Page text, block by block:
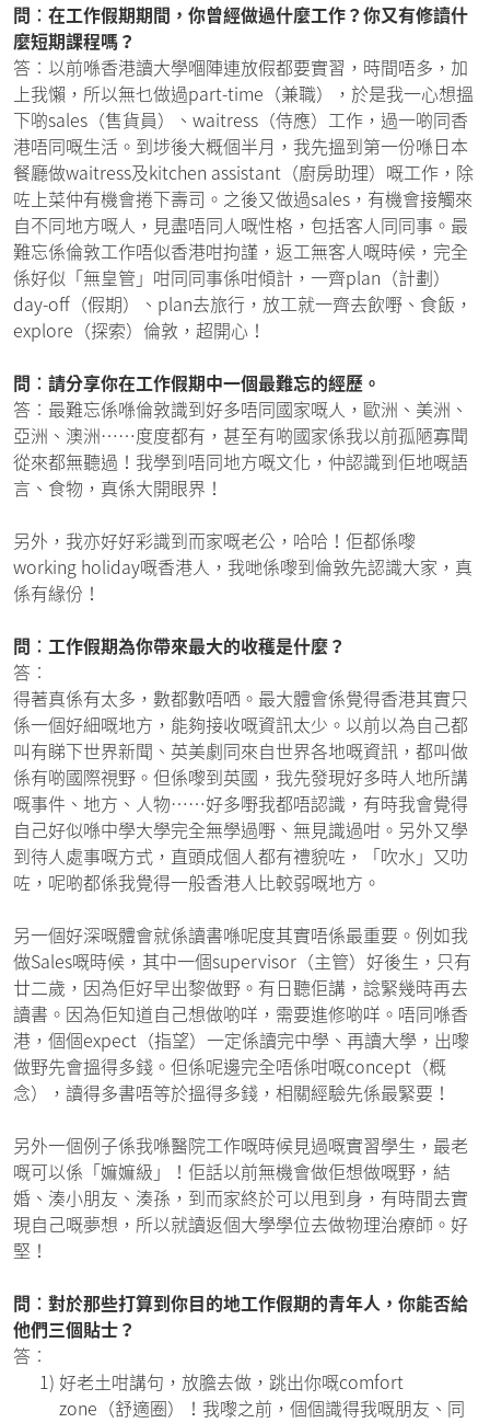
問︰在工作假期期間，你曾經做過什麼工作？你又有修讀什
麼短期課程嗎？
答︰以前喺香港讀大學嗰陣連放假都要實習，時間唔多，加
上我懶，所以無乜做過part-time（兼職），於是我一心想搵
下啲sales（售貨員）、waitress（侍應）工作，過一啲同香
港唔同嘅生活。到埗後大概個半月，我先搵到第一份喺日本
餐廳做waitress及kitchen assistant（廚房助理）嘅工作，除
咗上菜仲有機會捲下壽司。之後又做過sales，有機會接觸來
自不同地方嘅人，見盡唔同人嘅性格，包括客人同同事。最
難忘係倫敦工作唔似香港咁拘謹，返工無客人嘅時候，完全
係好似「無皇管」咁同同事係咁傾計，一齊plan（計劃）
day-off（假期）、plan去旅行，放工就一齊去飲嘢、食飯，
explore（探索）倫敦，超開心！
問︰請分享你在工作假期中一個最難忘的經歷。
答︰最難忘係喺倫敦識到好多唔同國家嘅人，歐洲、美洲、
亞洲、澳洲……度度都有，甚至有啲國家係我以前孤陋寡聞
從來都無聽過！我學到唔同地方嘅文化，仲認識到佢地嘅語
言、食物，真係大開眼界！
另外，我亦好好彩識到而家嘅老公，哈哈！佢都係嚟
working holiday嘅香港人，我哋係嚟到倫敦先認識大家，真
係有緣份！
問︰工作假期為你帶來最大的收穫是什麼？
答︰
得著真係有太多，數都數唔哂。最大體會係覺得香港其實只
係一個好細嘅地方，能夠接收嘅資訊太少。以前以為自己都
叫有睇下世界新聞、英美劇同來自世界各地嘅資訊，都叫做
係有啲國際視野。但係嚟到英國，我先發現好多時人地所講
嘅事件、地方、人物……好多嘢我都唔認識，有時我會覺得
自己好似喺中學大學完全無學過嘢、無見識過咁。另外又學
到待人處事嘅方式，直頭成個人都有禮貌咗，「吹水」又叻
咗，呢啲都係我覺得一般香港人比較弱嘅地方。
另一個好深嘅體會就係讀書喺呢度其實唔係最重要。例如我
做Sales嘅時候，其中一個supervisor（主管）好後生，只有
廿二歲，因為佢好早出黎做野。有日聽佢講，諗緊幾時再去
讀書。因為佢知道自己想做啲咩，需要進修啲咩。唔同喺香
港，個個expect（指望）一定係讀完中學、再讀大學，出嚟
做野先會搵得多錢。但係呢邊完全唔係咁嘅concept（概
念），讀得多書唔等於搵得多錢，相關經驗先係最緊要！
另外一個例子係我喺醫院工作嘅時候見過嘅實習學生，最老
嘅可以係「嫲嫲級」！佢話以前無機會做佢想做嘅野，結
婚、湊小朋友、湊孫，到而家終於可以甩到身，有時間去實
現自己嘅夢想，所以就讀返個大學學位去做物理治療師。好
堅！
問︰對於那些打算到你目的地工作假期的青年人，你能否給
他們三個貼士？
答︰
1) 好老土咁講句，放膽去做，跳出你嘅comfort
zone（舒適圈）！我嚟之前，個個識得我嘅朋友、同